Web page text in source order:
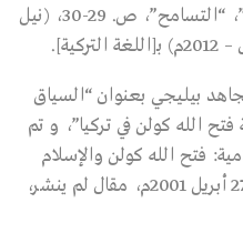
والجيل-6 (أفكار في ضور الاخضرار)”، “التسامح”، ص. 29-30، (نيل
بيليجي بعنوان “السياق
الله كولن في تركيا”، و تم
فتح الله كولن والإسلام
المعاصر”، جامعة جورج تاون، 26-27 أبريل 2001م، مقال لم ينشر،